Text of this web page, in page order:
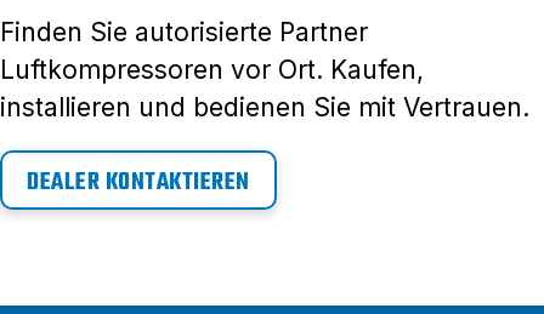
Finden Sie autorisierte Partner
Luftkompressoren vor Ort. Kaufen,
installieren und bedienen Sie mit Vertrauen.
DEALER KONTAKTIEREN